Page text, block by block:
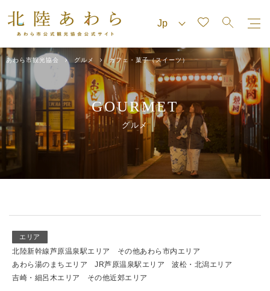
あわら市観光協会 グルメ カフェ・菓子（スイーツ）
GOURMET
グルメ
エリア
北陸新幹線芦原温泉駅エリア
その他あわら市内エリア
あわら湯のまちエリア
JR芦原温泉駅エリア
波松・北潟エリア
吉崎・細呂木エリア
その他近郊エリア